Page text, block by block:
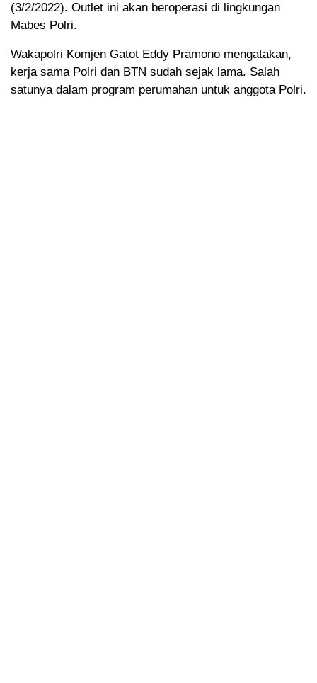
(3/2/2022). Outlet ini akan beroperasi di lingkungan
Mabes Polri.
Wakapolri Komjen Gatot Eddy Pramono mengatakan,
kerja sama Polri dan BTN sudah sejak lama. Salah
satunya dalam program perumahan untuk anggota Polri.